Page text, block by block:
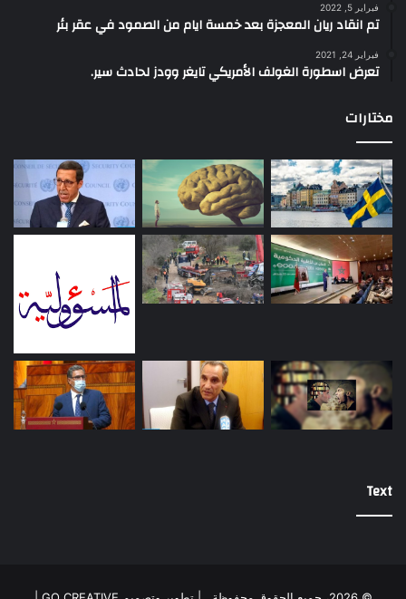
فبراير 5, 2022
تم انقاد ريان المعجزة بعد خمسة ايام من الصمود في عقر بئر
فبراير 24, 2021
تعرض اسطورة الغولف الأمريكي تايغر وودز لحادث سير.
مختارات
Text